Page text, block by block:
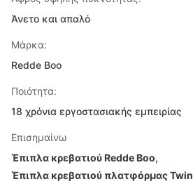
Άνετο και απαλό
Μάρκα:
Redde Boo
Ποιότητα:
18 χρόνια εργοστασιακής εμπειρίας
Επισημαίνω
Έπιπλα κρεβατιού Redde Boo,
Έπιπλα κρεβατιού πλατφόρμας Twin